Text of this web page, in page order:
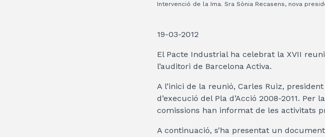
Intervenció de la Ima. Sra Sònia Recasens, nova
19-03-2012
El Pacte Industrial ha celebrat la XVII
l’auditori de Barcelona Activa.
A l’inici de la reunió, Carles Ruiz,
d’execució del Pla d’Acció 2008-2011.
comissions han informat de les activitats
A continuació, s’ha presentat un